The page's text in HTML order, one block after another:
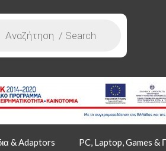
& Adaptors PC, Laptop, Games &